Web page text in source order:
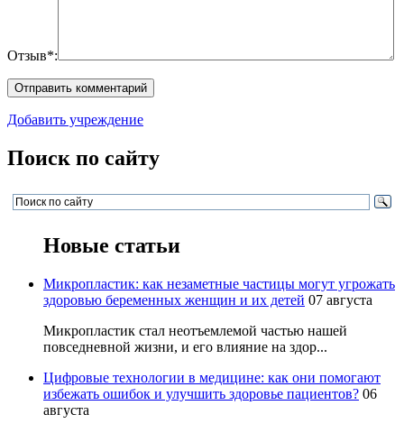
Отзыв*:
Добавить учреждение
Поиск по сайту
Новые статьи
Микропластик: как незаметные частицы могут угрожать
здоровью беременных женщин и их детей 07 августа
Микропластик стал неотъемлемой частью нашей
повседневной жизни, и его влияние на здор...
Цифровые технологии в медицине: как они помогают
избежать ошибок и улучшить здоровье пациентов? 06
августа